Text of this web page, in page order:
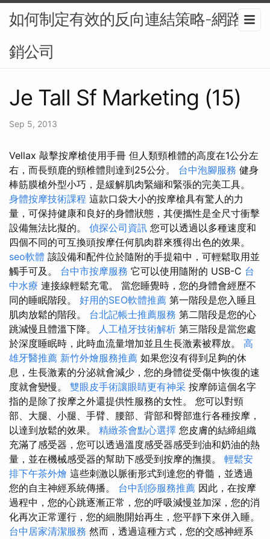
如何制定有效的反向連結策略-網路行
銷公司
Je Tall Sf Marketing (15)
Sep 5, 2013
Vellax 敲擊按摩槍使用手冊 但人類頸椎體的高度在1公分左
右，而長頸鹿的頸椎體則達到25公分。 台中泡腳服務 健身
棒筋膜槍外型小巧，是緩解肌肉緊繃和緊張的完美工具。
身體按摩技術課程 這款口袋大小的按摩槍具有驚人的力
量，可保持健康和良好的身體狀態，其便攜性是全尺寸衝擊
設備無法比擬的。 偵探公司資訊 您可以透過以多種速度和
四個不同的可互換頭按摩任何肌肉群來獲得出色的效果。
seo軟體 該設備和配件位於隨附的手提箱中，可輕鬆取用並
觸手可及。 台中市按摩服務 它可以使用隨附的 USB-C 台
中水療 連接線輕鬆充電。 當您睡覺時，您的身體會經歷不
同的睡眠階段。 好用的SEO軟體推薦 第一階段是您入睡且
肌肉放鬆的階段。 台北記帳士推薦服務 第二階段是您的心
跳減慢且體溫下降。 人工植牙技術解析 第三階段是當您處
於深度睡眠時，此時血流量增加並且生長激素被釋放。 高
雄牙醫推薦 新竹外燴服務推薦 如果您沒有得到足夠的休
息，生長激素的分泌就會減少，您的身體從受傷中恢復的速
度就會變慢。 雙眼皮手術讓眼睛更有神采 按摩師這個名字
指的是除了按摩之外還提供性服務的女性。 您可以對頸
部、大腿、小腿、手臂、腰部、背部和臀部進行各種按摩，
以達到放鬆的效果。 精緻茶會點心選擇 您皮膚的結締組織
充滿了感受器，您可以透過溫度感受器感受到油和奶油的熱
量，並在機械感受器的幫助下感受到按摩的撫摸。 輕鬆安
排下午茶外燴 這些刺激以脈衝形式到達您的脊髓，並透過
您的自主神經系統傳播。 台中刮痧服務推薦 因此，在按摩
過程中，您的心跳逐漸正常，您的呼吸減慢並加深，您的消
化再次正常運行，您的細胞開始再生，您平靜下來併入睡。
台中居家清潔服務 然而，透過這種方式，您的交感神經系